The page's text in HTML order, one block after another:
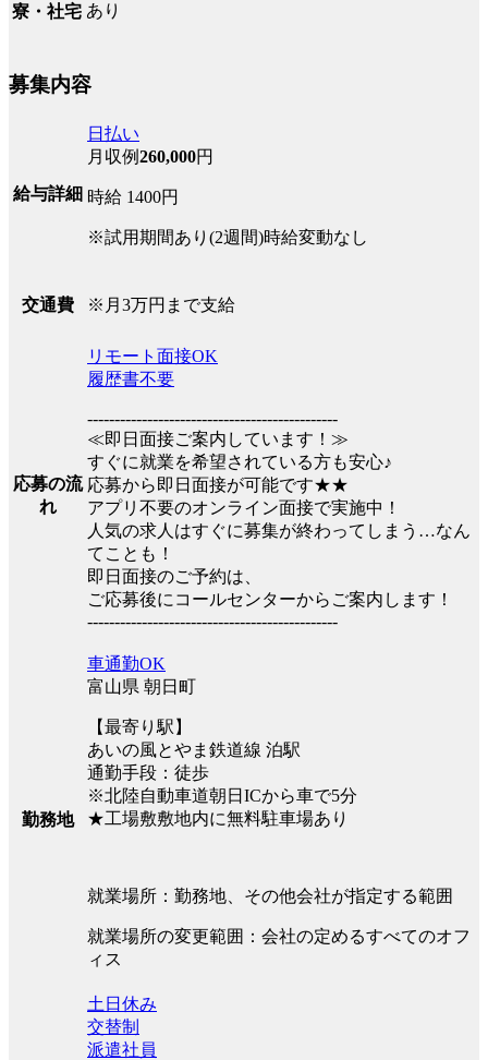
寮・社宅 あり
募集内容
給与詳細
日払い
月収例260,000円
時給 1400円
※試用期間あり(2週間)時給変動なし
交通費 ※月3万円まで支給
応募の流
れ
リモート面接OK
履歴書不要
----------------------------------------------
≪即日面接ご案内しています！≫
すぐに就業を希望されている方も安心♪
応募から即日面接が可能です★★
アプリ不要のオンライン面接で実施中！
人気の求人はすぐに募集が終わってしまう…なん
てことも！
即日面接のご予約は、
ご応募後にコールセンターからご案内します！
----------------------------------------------
勤務地
車通勤OK
富山県 朝日町
【最寄り駅】
あいの風とやま鉄道線 泊駅
通勤手段：徒歩
※北陸自動車道朝日ICから車で5分
★工場敷敷地内に無料駐車場あり
就業場所：勤務地、その他会社が指定する範囲
就業場所の変更範囲：会社の定めるすべてのオフ
ィス
土日休み
交替制
派遣社員